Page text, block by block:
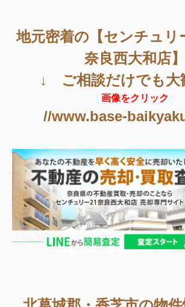
地元密着の【センチュリ
奈良西大和店】
↓ ご相談だけでも
画像をクリック
//www.base-